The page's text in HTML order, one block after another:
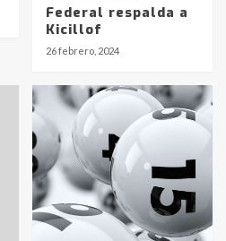
Federal respalda a
Kicillof
26 febrero, 2024
los adolescentes
que fueron
del lunes
en Ruta 5: falleció un
Lauquen
de los combustibles en
desde YPF hasta Axion